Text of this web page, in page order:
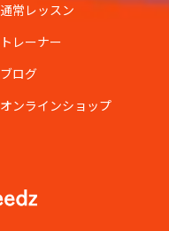
通常レッスン
トレーナー
ブログ
オンラインショップ